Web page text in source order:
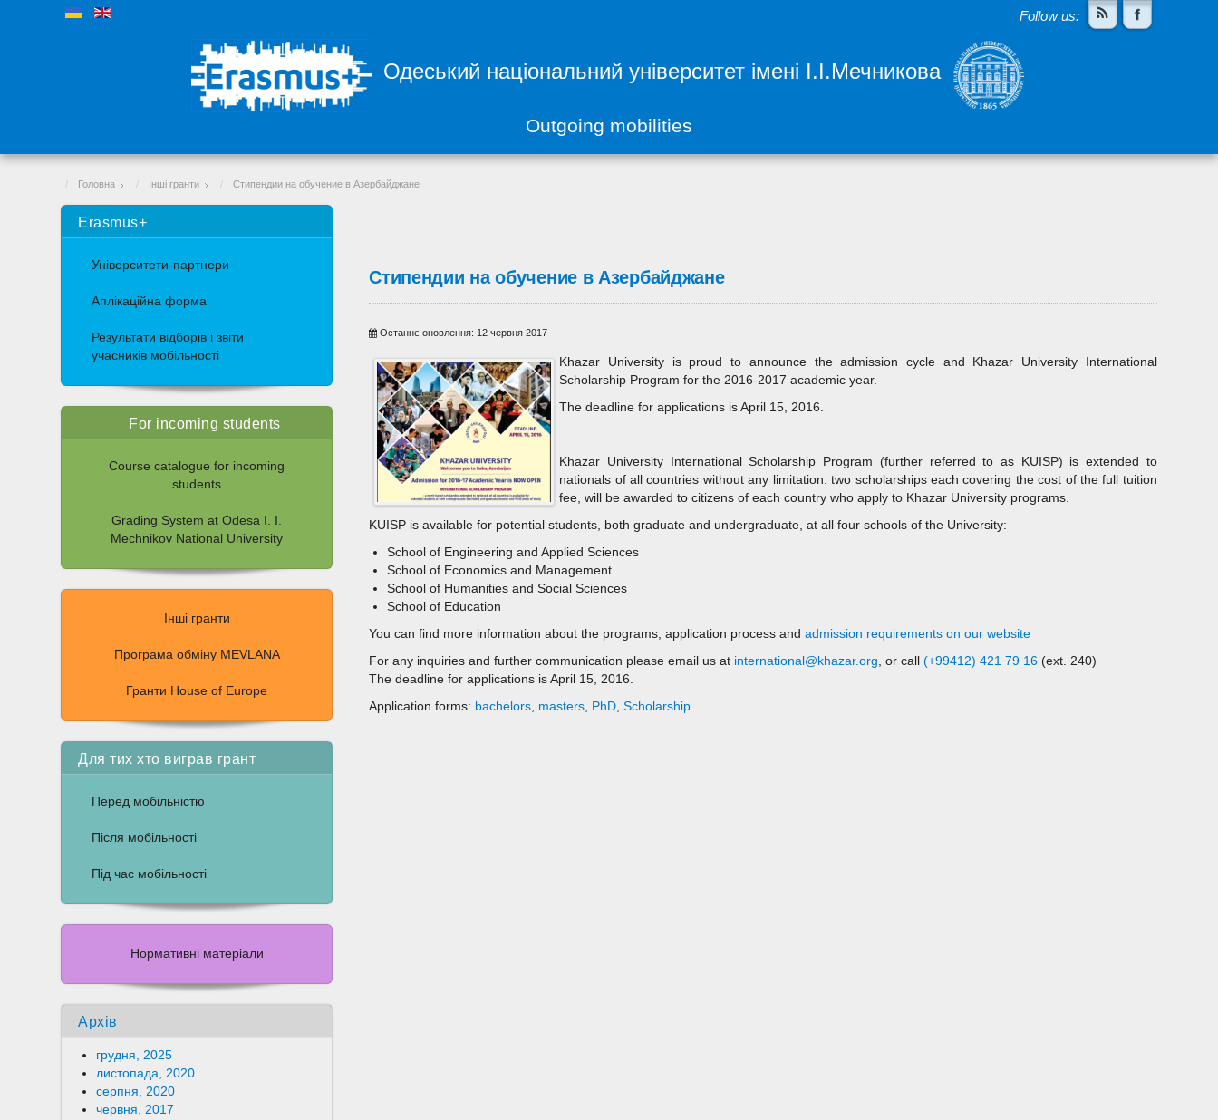
Follow us:
Одеський національний університет імені І.І.Мечникова
Outgoing mobilities
Головна Інші гранти Стипендии на обучение в Азербайджане
Erasmus+
Університети-партнери
Аплікаційна форма
Результати відборів і звіти
учасників мобільності
For incoming students
Course catalogue for incoming
students
Grading System at Odesa I. I.
Mechnikov National University
Інші гранти
Програма обміну MEVLANA
Гранти House of Europe
Для тих хто виграв грант
Перед мобільністю
Після мобільності
Під час мобільності
Нормативні матеріали
Архів
грудня, 2025
листопада, 2020
серпня, 2020
червня, 2017
Стипендии на обучение в Азербайджане
Останнє оновлення: 12 червня 2017
Khazar University is proud to announce the admission cycle and Khazar University International
Scholarship Program for the 2016-2017 academic year.
The deadline for applications is April 15, 2016.
Khazar University International Scholarship Program (further referred to as KUISP) is extended to
nationals of all countries without any limitation: two scholarships each covering the cost of the full tuition
fee, will be awarded to citizens of each country who apply to Khazar University programs.
KUISP is available for potential students, both graduate and undergraduate, at all four schools of the University:
School of Engineering and Applied Sciences
School of Economics and Management
School of Humanities and Social Sciences
School of Education
You can find more information about the programs, application process andadmission requirements on our website
For any inquiries and further communication please email us at international@khazar.org, or call(+99412) 421 79 16 (ext. 240)
The deadline for applications is April 15, 2016.
Application forms: bachelors, masters, PhD,Scholarship